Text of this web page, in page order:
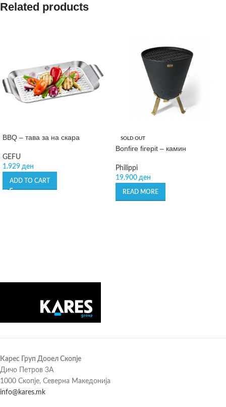
Related products
BBQ – тава за на скара
GEFU
1.929 ден
ADD TO CART
SOLD OUT
Bonfire firepit – камин
Philippi
19.900 ден
READ MORE
Карес Груп Дооел Скопје
Дичо Петров 3А
1000 Скопје, Северна Македонија
info@kares.mk